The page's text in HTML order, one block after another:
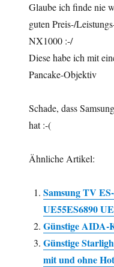
Glaube ich finde nie
guten Preis-/
NX1000 :-/
Diese habe ich mit
Pancake-Objektiv
Schade, dass
hat :-(
Ähnliche Artikel:
Samsung TV
UE55ES6890
Günstige AIDA-
Günstige
mit und ohne